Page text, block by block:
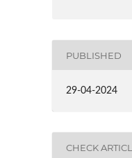
PUBLISHED
29-04-2024
CHECK